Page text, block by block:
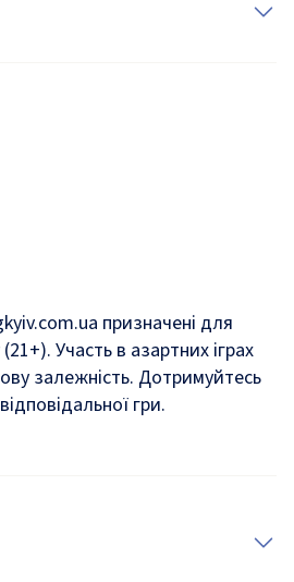
призначені для
Участь в азартних іграх
залежність. Дотримуйтесь
гри.